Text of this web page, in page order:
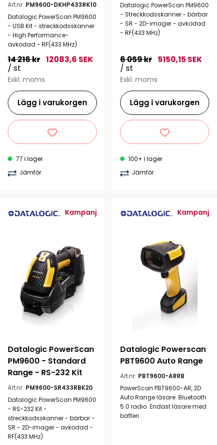
Art.nr: PM9600-DKHP433RK10
Datalogic PowerScan PM9600
- USB Kit - streckkodsskanner
- High Performance-
avkodad - RF(433 MHz)
14 216 kr 12083,6 SEK
/ st
Exkl. moms
Lägg i varukorgen
77 i lager
Jämför
Datalogic PowerScan PM9600
- Streckkodsskanner - bärbar
- SR - 2D-imager - avkodad
- RF(433 MHz)
6 059 kr 5150,15 SEK
/ st
Exkl. moms
Lägg i varukorgen
100+ i lager
Jämför
Kampanj
Datalogic PowerScan
PM9600 - Standard
Range - RS-232 Kit
Art.nr: PM9600-SR433RBK20
Datalogic PowerScan PM9600
- RS-232 Kit -
streckkodsskanner - bärbar -
SR - 2D-imager - avkodad -
RF(433 MHz)
Kampanj
Datalogic Powerscan
PBT9600 Auto Range
Art.nr: PBT9600-ARRB
PowerScan PBT9600-AR, 2D
Auto Range läsare. Bluetooth
5.0 radio. Endast läsare med
batteri.